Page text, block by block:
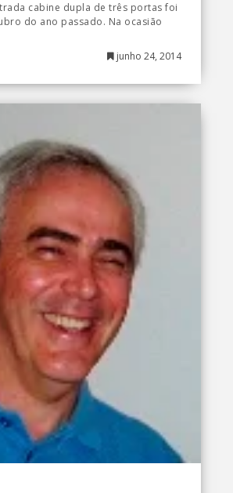
cabine dupla de três portas foi
do ano passado. Na ocasião
junho 24, 2014